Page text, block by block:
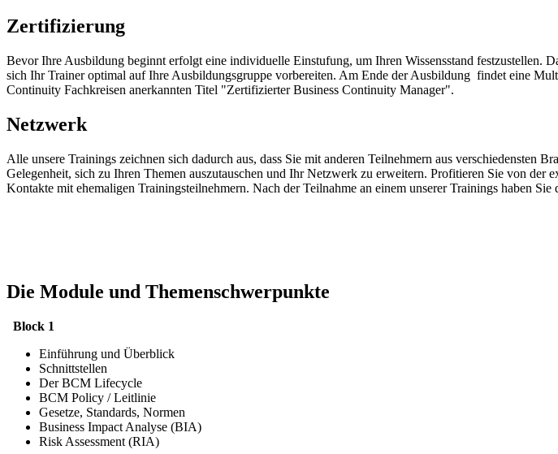
Zertifizierung
Bevor Ihre Ausbildung beginnt erfolgt eine individuelle Einstufung, um Ihren Wissensstand
sich Ihr Trainer optimal auf Ihre Ausbildungsgruppe vorbereiten. Am Ende der Ausbildung findet eine
Continuity Fachkreisen anerkannten Titel "Zertifizierter Business Continuity Manager".
Netzwerk
Alle unsere Trainings zeichnen sich dadurch aus, dass Sie mit anderen Teilnehmern aus verschiedensten
Gelegenheit, sich zu Ihren Themen auszutauschen und Ihr Netzwerk zu erweitern. Profitieren Sie von
Kontakte mit ehemaligen Trainingsteilnehmern. Nach der Teilnahme an einem unserer Trainings haben
Die Module und Themenschwerpunkte
Block 1
Einführung und Überblick
Schnittstellen
Der BCM Lifecycle
BCM Policy / Leitlinie
Gesetze, Standards, Normen
Business Impact Analyse (BIA)
Risk Assessment (RIA)